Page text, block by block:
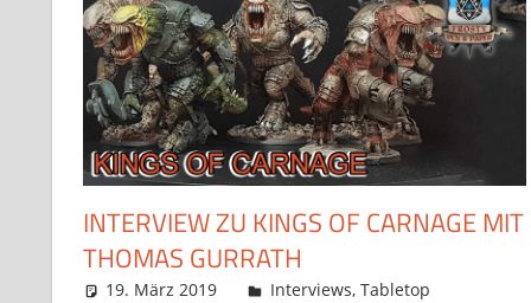
INTERVIEW ZU KINGS OF CARNAGE MIT
THOMAS GURRATH
19. März 2019 Frosty
Interviews, Tabletop